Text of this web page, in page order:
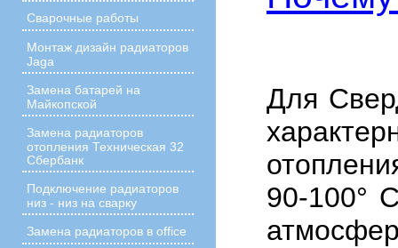
Сварочные работы
Монтаж дизайн радиаторов
Jaga
Замена батарей на
Майкопской
Замена радиаторов
отопления Техническая 32
Сбербанк
Подключение радиаторов
низ - низ на сварку
Замена радиаторов в office
Для
90-100°